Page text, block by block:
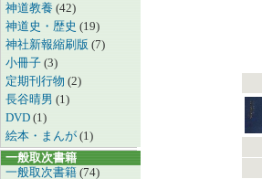
神道教養 (42)
神道史・歴史 (19)
神社新報縮刷版 (7)
小冊子 (3)
定期刊行物 (2)
長谷晴男 (1)
DVD (1)
絵本・まんが (1)
一般取次書籍
一般取次書籍 (74)